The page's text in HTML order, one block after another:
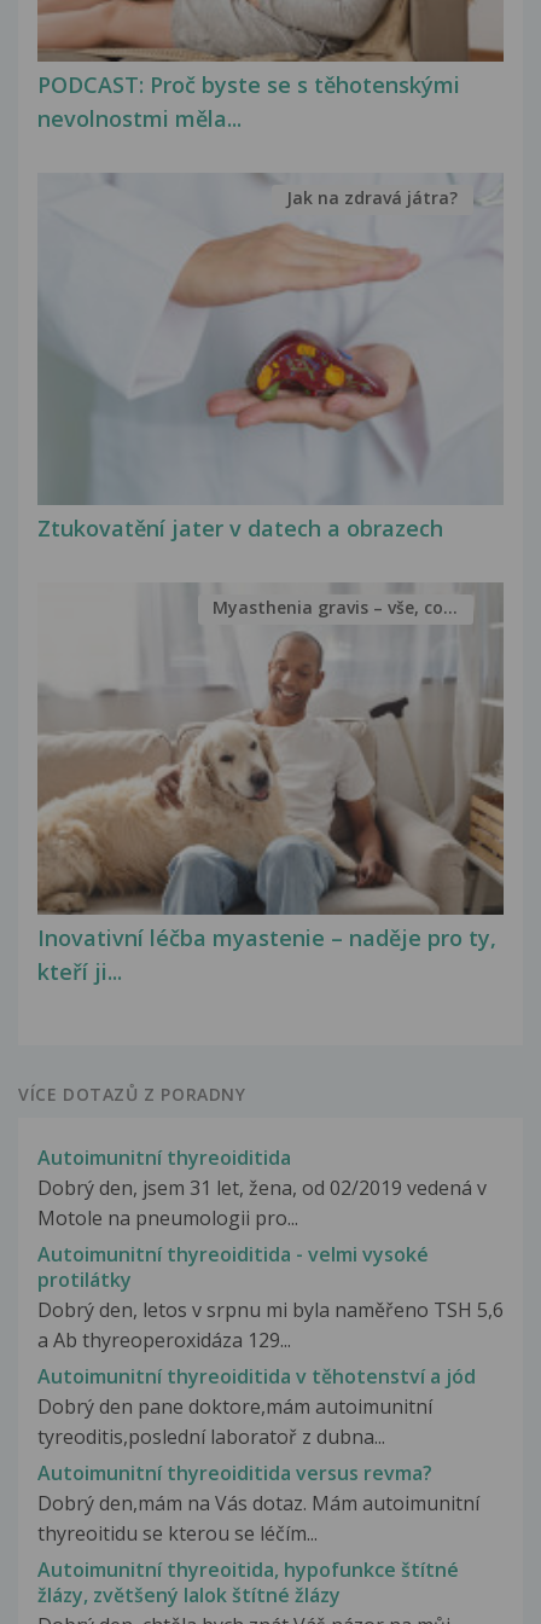
PODCAST: Proč byste se s těhotenskými
nevolnostmi měla...
Ztukovatění jater v datech a obrazech
Jak na zdravá játra?
Inovativní léčba myastenie – naděje pro ty,
kteří ji...
Myasthenia gravis – vše, co...
VÍCE DOTAZŮ Z PORADNY
Autoimunitní thyreoiditida
Dobrý den, jsem 31 let, žena, od 02/2019 vedená v
Motole na pneumologii pro...
Autoimunitní thyreoiditida - velmi vysoké
protilátky
Dobrý den, letos v srpnu mi byla naměřeno TSH 5,6
a Ab thyreoperoxidáza 129...
Autoimunitní thyreoiditida v těhotenství a jód
Dobrý den pane doktore,mám autoimunitní
tyreoditis,poslední laboratoř z dubna...
Autoimunitní thyreoiditida versus revma?
Dobrý den,mám na Vás dotaz. Mám autoimunitní
thyreoitidu se kterou se léčím...
Autoimunitní thyreoitida, hypofunkce štítné
žlázy, zvětšený lalok štítné žlázy